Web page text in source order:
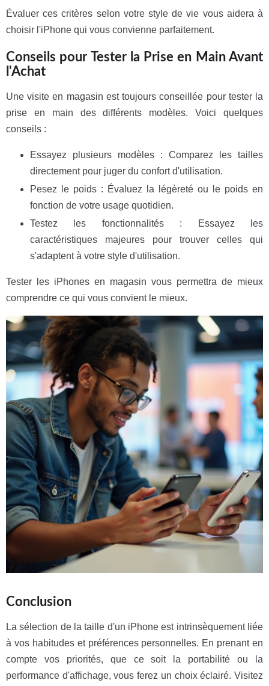
Évaluer ces critères selon votre style de vie vous aidera à
choisir l'iPhone qui vous convienne parfaitement.
Conseils pour Tester la Prise en Main Avant
l'Achat
Une visite en magasin est toujours conseillée pour tester la
prise en main des différents modèles. Voici quelques
conseils :
Essayez plusieurs modèles : Comparez les tailles
directement pour juger du confort d'utilisation.
Pesez le poids : Évaluez la légèreté ou le poids en
fonction de votre usage quotidien.
Testez les fonctionnalités : Essayez les
caractéristiques majeures pour trouver celles qui
s'adaptent à votre style d'utilisation.
Tester les iPhones en magasin vous permettra de mieux
comprendre ce qui vous convient le mieux.
Conclusion
La sélection de la taille d'un iPhone est intrinsèquement liée
à vos habitudes et préférences personnelles. En prenant en
compte vos priorités, que ce soit la portabilité ou la
performance d'affichage, vous ferez un choix éclairé. Visitez